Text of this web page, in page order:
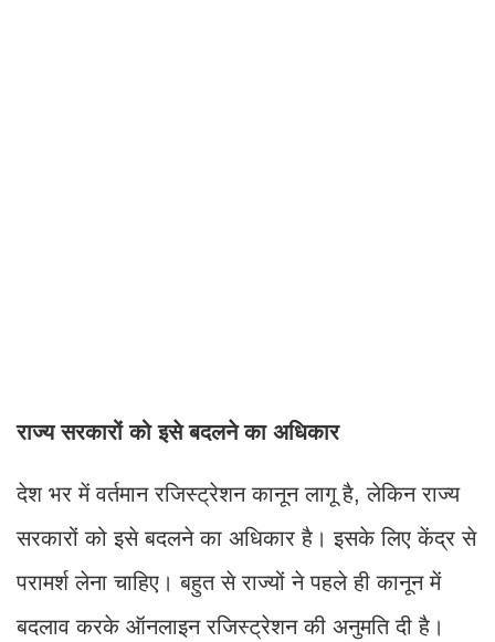
राज्य सरकारों को इसे बदलने का अधिकार
देश भर में वर्तमान रजिस्ट्रेशन कानून लागू है, लेकिन राज्य
सरकारों को इसे बदलने का अधिकार है। इसके लिए केंद्र से
परामर्श लेना चाहिए। बहुत से राज्यों ने पहले ही कानून में
बदलाव करके ऑनलाइन रजिस्ट्रेशन की अनुमति दी है।